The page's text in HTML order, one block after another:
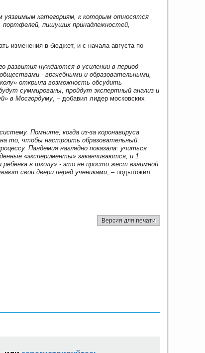
уязвимым категориям, к которым относятся
портфелей, пишущих принадлежностей,
изменения в бюджет, и с начала августа по
развития нуждаются в усилении в период
- врачебными и образовательными,
открыла возможность обсудить
суммированы, пройдут экспертный анализ и
в Мосгордуму , – добавил лидер московских
Помните, когда из-за коронавируса
то, чтобы настроить образовательный
Пандемия наглядно показала: учиться
«эксперименты» заканчиваются, и 1
ребенка в школу» - это не просто жест взаимной
свои двери перед учениками , – подытожил
Версия для печати